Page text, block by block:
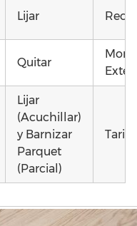
Lijar
Quitar
Lijar
(Acuchillar)
y Barnizar
Parquet
(Parcial)
parquet o